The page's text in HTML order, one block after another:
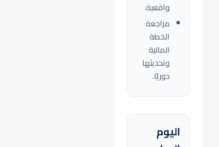
واقعية.
مراجعة
الخطة
المالية
وتحديثها
دوريًا.
اليوم